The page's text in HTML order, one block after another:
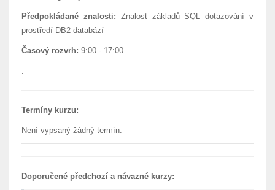
Předpokládané znalosti: Znalost základů SQL dotazování v
prostředí DB2 databází
Časový rozvrh: 9:00 - 17:00
.
Termíny kurzu:
Není vypsaný žádný termín.
Doporučené předchozí a návazné kurzy: